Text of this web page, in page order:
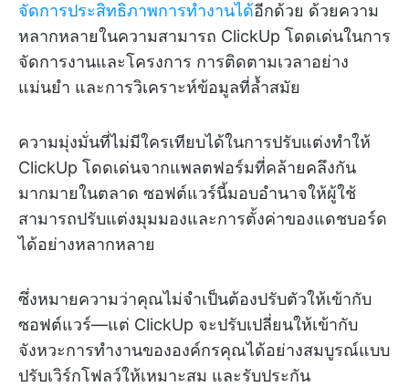
จัดการประสิทธิภาพการทำงานได้อีกด้วย ด้วยความ
หลากหลายในความสามารถ ClickUp โดดเด่นในการ
จัดการงานและโครงการ การติดตามเวลาอย่าง
แม่นยำ และการวิเคราะห์ข้อมูลที่ล้ำสมัย
ความมุ่งมั่นที่ไม่มีใครเทียบได้ในการปรับแต่งทำให้
ClickUp โดดเด่นจากแพลตฟอร์มที่คล้ายคลึงกัน
มากมายในตลาด ซอฟต์แวร์นี้มอบอำนาจให้ผู้ใช้
สามารถปรับแต่งมุมมองและการตั้งค่าของแดชบอร์ด
ได้อย่างหลากหลาย
ซึ่งหมายความว่าคุณไม่จำเป็นต้องปรับตัวให้เข้ากับ
ซอฟต์แวร์—แต่ ClickUp จะปรับเปลี่ยนให้เข้ากับ
จังหวะการทำงานขององค์กรคุณได้อย่างสมบูรณ์แบบ
ปรับเวิร์กโฟลว์ให้เหมาะสม และรับประกัน